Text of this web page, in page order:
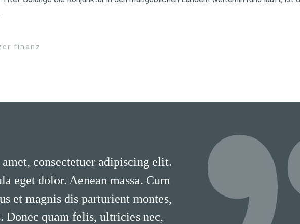
finanz
consectetuer adipiscing elit.
eget dolor. Aenean massa. Cum
et magnis dis parturient montes,
Donec quam felis, ultricies nec,